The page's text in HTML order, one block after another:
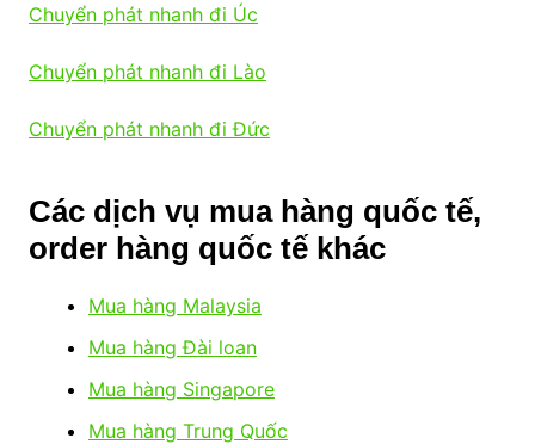
Chuyển phát nhanh đi Úc
Chuyển phát nhanh đi Lào
Chuyển phát nhanh đi Đức
Các dịch vụ mua hàng quốc tế,
order hàng quốc tế khác
Mua hàng Malaysia
Mua hàng Đài loan
Mua hàng Singapore
Mua hàng Trung Quốc